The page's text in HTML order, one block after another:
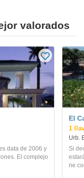
valorados
data de 2006 y
El complejo
El
1
Urb.
Si
ne